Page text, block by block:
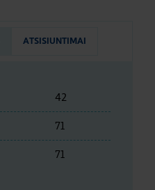
ATSISIUNTIMAI
42
71
71